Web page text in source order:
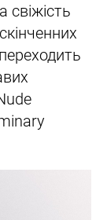
свіжість